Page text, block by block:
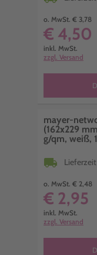
o. MwSt. € 3,78
€ 4,50
inkl. MwSt.
zzgl. Versand
mayer-
(162x229
g/qm, weiß,
local_shipping
o. MwSt. € 2,48
€ 2,95
inkl. MwSt.
zzgl. Versand